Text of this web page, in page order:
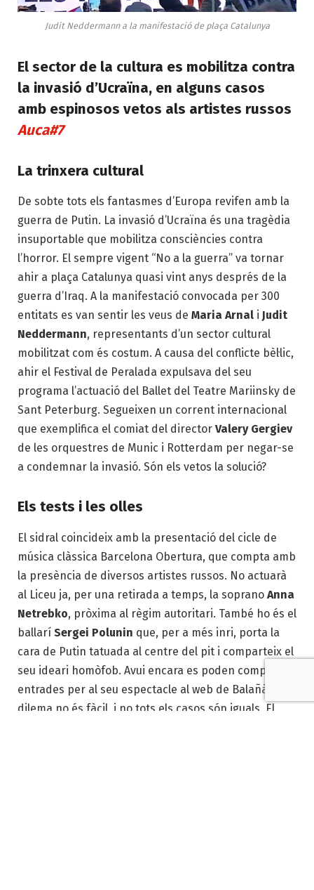
Judit Neddermann a la manifestació de plaça Catalunya
El sector de la cultura es mobilitza contra
la invasió d’Ucraïna, en alguns casos
amb espinosos vetos als artistes russos
Auca#7
La trinxera cultural
De sobte tots els fantasmes d’Europa revifen amb la
guerra de Putin. La invasió d’Ucraïna és una tragèdia
insuportable que mobilitza consciències contra
l’horror. El sempre vigent “No a la guerra” va tornar
ahir a plaça Catalunya quasi vint anys després de la
guerra d’Iraq. A la manifestació convocada per 300
entitats es van sentir les veus de Maria Arnal i Judit
Neddermann, representants d’un sector cultural
mobilitzat com és costum. A causa del conflicte bèl·lic,
ahir el Festival de Peralada expulsava del seu
programa l’actuació del Ballet del Teatre Mariinsky de
Sant Peterburg. Segueixen un corrent internacional
que exemplifica el comiat del director Valery Gergiev
de les orquestres de Munic i Rotterdam per negar-se
a condemnar la invasió. Són els vetos la solució?
Els tests i les olles
El sidral coincideix amb la presentació del cicle de
música clàssica Barcelona Obertura, que compta amb
la presència de diversos artistes russos. No actuarà
al Liceu ja, per una retirada a temps, la soprano Anna
Netrebko, pròxima al règim autoritari. També ho és el
ballarí Sergei Polunin que, per a més inri, porta la
cara de Putin tatuada al centre del pit i comparteix el
seu ideari homòfob. Avui encara es poden comprar
entrades per al seu espectacle al web de Balañà. El
dilema no és fàcil, i no tots els casos són iguals. El